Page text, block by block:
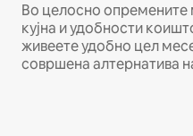
Во целосно опремените
кујна и удобности
живеете удобно цел
совршена алтернатива